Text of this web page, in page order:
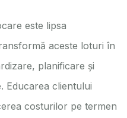
este lipsa
aceste loturi în
planificare și
Educarea clientului
costurilor pe termen